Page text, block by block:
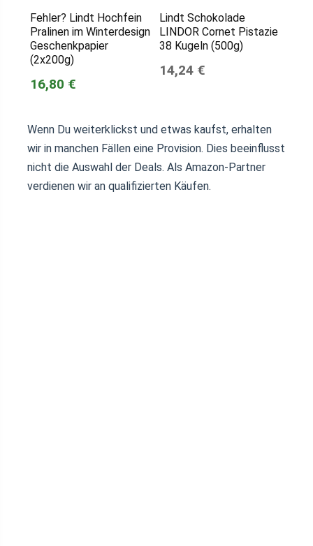
Fehler? Lindt Hochfein
Pralinen im Winterdesign
Geschenkpapier
(2x200g)
16,80 €
Lindt Schokolade
LINDOR Cornet Pistazie
38 Kugeln (500g)
14,24 €
Wenn Du weiterklickst und etwas kaufst, erhalten
wir in manchen Fällen eine Provision. Dies beeinflusst
nicht die Auswahl der Deals. Als Amazon-Partner
verdienen wir an qualifizierten Käufen.